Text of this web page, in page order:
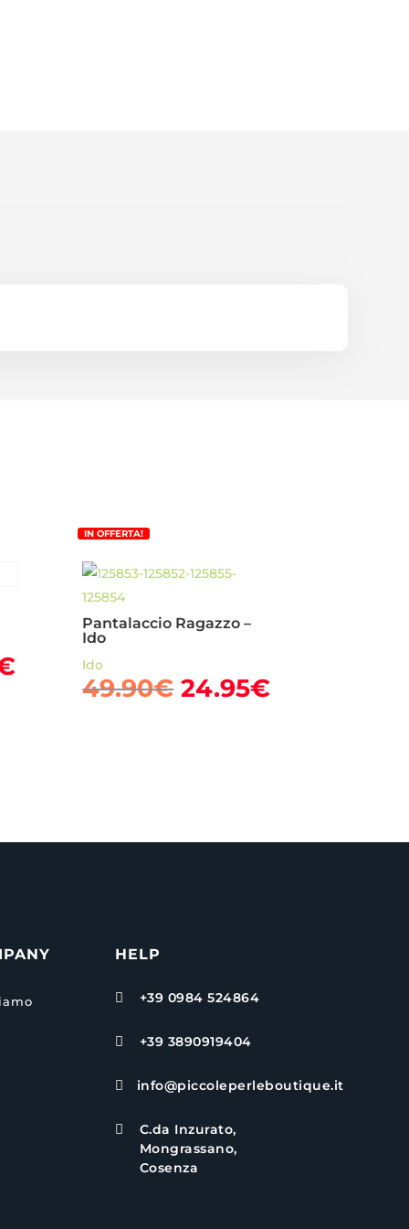
Il
prezzo
IN OFFERTA!
Pantalaccio Ragazzo –
Ido
Ido
49.90€ Il
24.95€Il
HELP
 +39 0984 524864
 +39 3890919404
 info@piccoleperleboutique.it

C.da Inzurato,
Mongrassano,
Cosenza